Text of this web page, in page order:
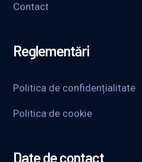
Contact
Reglementări
Politica de confidențialitate
Politica de cookie
Date de contact